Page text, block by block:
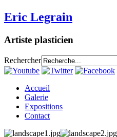
Eric Legrain
Artiste plasticien
Rechercher
Accueil
Galerie
Expositions
Contact